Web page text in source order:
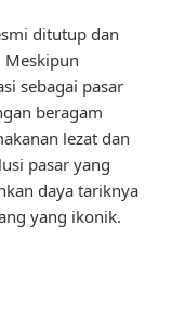
ditutup dan
Meskipun
sebagai pasar
beragam
lezat dan
pasar yang
daya tariknya
yang ikonik.